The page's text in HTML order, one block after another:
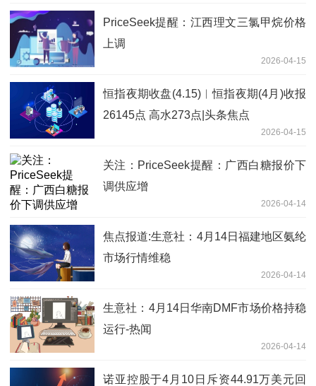
PriceSeek提醒：江西理文三氯甲烷价格
上调
2026-04-15
恒指夜期收盘(4.15)︱恒指夜期(4月)收报
26145点 高水273点|头条焦点
2026-04-15
关注：PriceSeek提醒：广西白糖报价下
调供应增
2026-04-14
焦点报道:生意社：4月14日福建地区氨纶
市场行情维稳
2026-04-14
生意社：4月14日华南DMF市场价格持稳
运行-热闻
2026-04-14
诺亚控股于4月10日斥资44.91万美元回